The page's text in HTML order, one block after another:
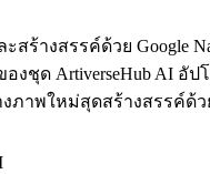
ร้างสรรค์ด้วย Google
งชุด ArtiverseHub AI อั
ภาพใหม่สุดสร้างสรรค์ด้วย